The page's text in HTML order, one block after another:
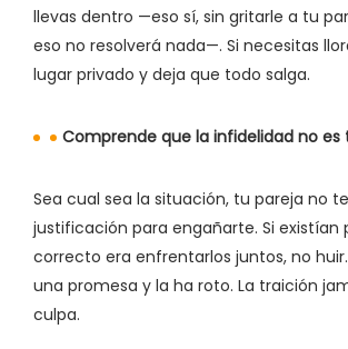
llevas dentro —eso sí, sin gritarle a tu
eso no resolverá nada—. Si necesitas
lugar privado y deja que todo salga.
Comprende que la infidelidad no es
Sea cual sea la situación, tu pareja no
justificación para engañarte. Si existían
correcto era enfrentarlos juntos, no
una promesa y la ha roto. La traición
culpa.